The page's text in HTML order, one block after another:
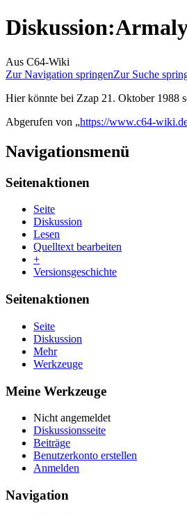
Diskussion:
Aus C64-Wiki
Zur Navigation springenZur Suche
Hier könnte bei Zzap 21. Oktober 1988
Abgerufen von „https://www.c64-
Navigationsmenü
Seitenaktionen
Seite
Diskussion
Lesen
Quelltext bearbeiten
+
Versionsgeschichte
Seitenaktionen
Seite
Diskussion
Mehr
Werkzeuge
Meine Werkzeuge
Nicht angemeldet
Diskussionsseite
Beiträge
Benutzerkonto erstellen
Anmelden
Navigation